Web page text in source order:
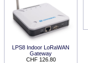
LPS8 Indoor LoRaWAN
Gateway
CHF 126.80